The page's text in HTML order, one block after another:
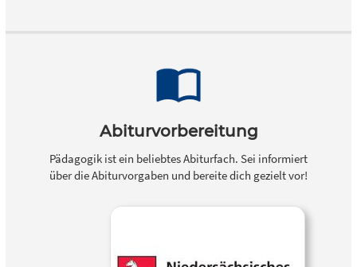
Abiturvorbereitung
Pädagogik ist ein beliebtes Abiturfach. Sei informiert
über die Abiturvorgaben und bereite dich gezielt vor!